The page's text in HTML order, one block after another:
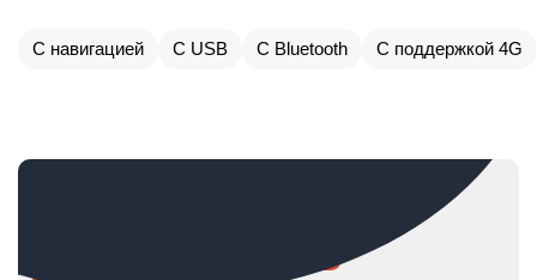
С навигацией С USB С Bluetooth С поддержкой 4G